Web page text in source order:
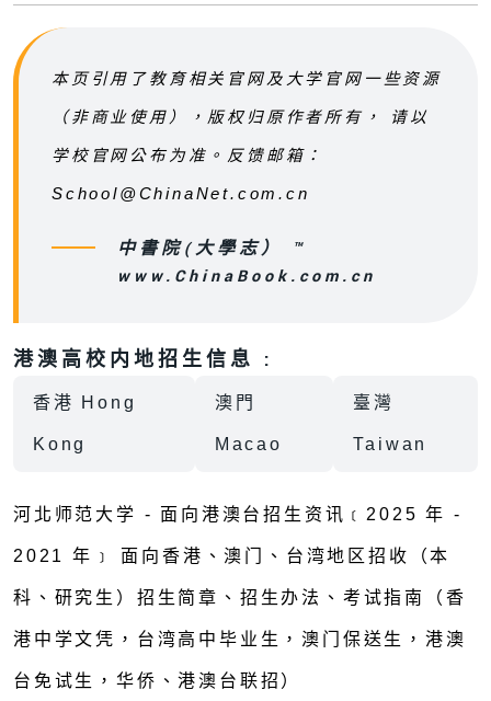
本页引用了教育相关官网及大学官网一些资源
（非商业使用），版权归原作者所有， 请以
学校官网公布为准。反馈邮箱：
School@ChinaNet.com.cn
中書院(大學志） ™
www.ChinaBook.com.cn
港澳高校内地招生信息 :
香港 Hong
Kong
澳門
Macao
臺灣
Taiwan
河北师范大学 - 面向港澳台招生资讯﹝2025 年 -
2021 年﹞ 面向香港、澳门、台湾地区招收（本
科、研究生）招生简章、招生办法、考试指南（香
港中学文凭，台湾高中毕业生，澳门保送生，港澳
台免试生，华侨、港澳台联招）